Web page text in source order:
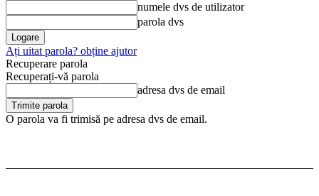
numele dvs de utilizator
parola dvs
Ați uitat parola? obține ajutor
Recuperare parola
Recuperați-vă parola
adresa dvs de email
O parola va fi trimisă pe adresa dvs de email.